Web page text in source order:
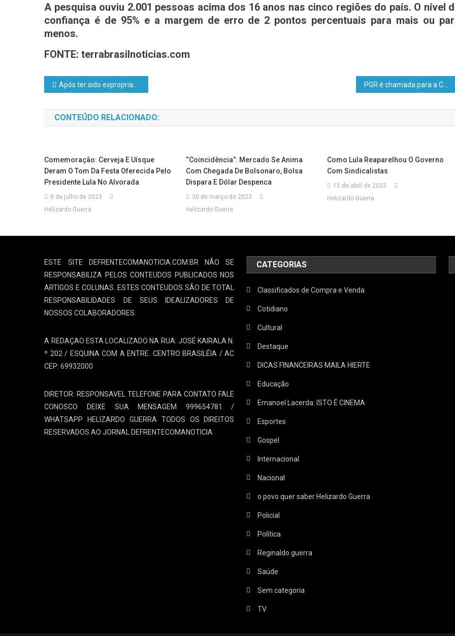
A pesquisa ouviu 2.001 pessoas acima dos 16 anos nas cinco regiões do país. O nível
confiança é de 95% e a margem de erro de 2 pontos percentuais para mais ou
menos.
FONTE: terrabrasilnoticias.com
Após ter sido expropriada por Evo Morales em 2006, Petrobras vai investir US$ 2,5 bilhões na Bolívia
CONTEÚDO RELACIONADO:
Comemoração: Cerveja E Uísque
Deram O Tom Da Festa Oferecida Pelo
Presidente Lula No Alvorada
8 de julho de 2023
Helizardo Guerra
“Coincidência”: Mercado Se Anima
Com Chegada De Bolsonaro, Bolsa
Dispara E Dólar Despenca
30 de março de 2023
Helizardo Guerra
Como Lula Reaparelhou O Governo
Com Sindicalistas
15 de abril de 2023
Helizardo Guerra
ESTE SITE DEFRENTECOMANOTICIA.COM.BR NÃO SE
RESPONSABILIZA PELOS CONTEUDOS PUBLICADOS NOS
ARTIGOS E COLUNAS. ESTES CONTEUDOS SÃO DE TOTAL
RESPONSABILIDADES DE SEUS IDEALIZADORES DE
NOSSOS COLABORADORES.
A REDAÇAO ESTA LOCALIZADO NA RUA: JOSÉ KAIRALA N.
º 202 / ESQUINA COM A ENTRE. CENTRO BRASILÉIA / AC
CEP: 69932000
DIRETOR: RESPONSAVEL TELEFONE PARA CONTATO FALE
CONOSCO DEIXE SUA MENSAGEM 999654781 /
WHATSAPP HELIZARDO GUERRA TODOS OS DIREITOS
RESERVADOS AO JORNAL DEFRENTECOMANOTICIA
CATEGORIAS
Classificados de Compra e Venda
Cotidiano
Cultural
Destaque
DICAS FINANCEIRAS MAILA HIERTE
Educação
Emanoel Lacerda: ISTO É CINEMA
Esportes
Gospel
Internacional
Nacional
o povo quer saber Helizardo Guerra
Policial
Política
Reginaldo guerra
Saúde
Sem categoria
TV